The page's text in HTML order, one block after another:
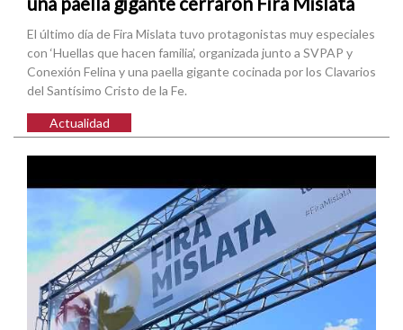
El último día de Fira Mislata tuvo protagonistas muy especiales
con ‘Huellas que hacen familia’, organizada junto a SVPAP y
Conexión Felina y una paella gigante cocinada por los Clavarios
del Santísimo Cristo de la Fe.
Actualidad